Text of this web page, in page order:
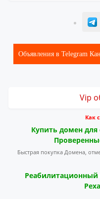
T
Объявления в Telegram
Vip
Как
Купить домен для
Быстрая покупка Домена,